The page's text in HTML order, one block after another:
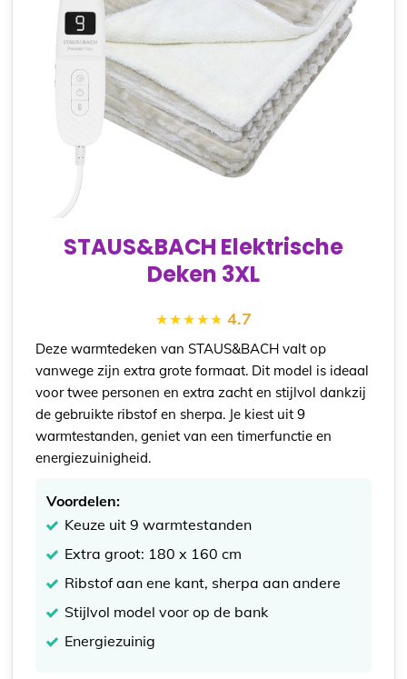
STAUS&BACH Elektrische
Deken 3XL
4.7
Deze warmtedeken van STAUS&BACH valt op
vanwege zijn extra grote formaat. Dit model is ideaal
voor twee personen en extra zacht en stijlvol dankzij
de gebruikte ribstof en sherpa. Je kiest uit 9
warmtestanden, geniet van een timerfunctie en
energiezuinigheid.
Voordelen:
Keuze uit 9 warmtestanden
Extra groot: 180 x 160 cm
Ribstof aan ene kant, sherpa aan andere
Stijlvol model voor op de bank
Energiezuinig